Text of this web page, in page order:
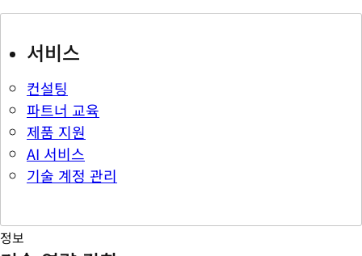
서비스
컨설팅
파트너 교육
제품 지원
AI 서비스
기술 계정 관리
정보